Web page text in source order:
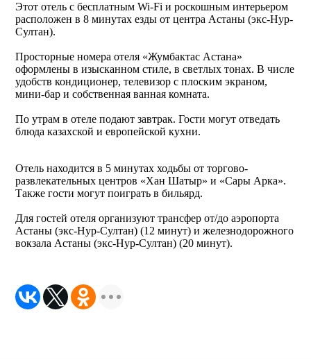
Этот отель с бесплатным Wi-Fi и роскошным интерьером
расположен в 8 минутах езды от центра Астаны (экс-Нур-
Султан).
Просторные номера отеля «Жумбактас Астана»
оформлены в изысканном стиле, в светлых тонах. В числе
удобств кондиционер, телевизор с плоским экраном,
мини-бар и собственная ванная комната.
По утрам в отеле подают завтрак. Гости могут отведать
блюда казахской и европейской кухни.
Отель находится в 5 минутах ходьбы от торгово-
развлекательных центров «Хан Шатыр» и «Сары Арка».
Также гости могут поиграть в бильярд.
Для гостей отеля организуют трансфер от/до аэропорта
Астаны (экс-Нур-Султан) (12 минут) и железнодорожного
вокзала Астаны (экс-Нур-Султан) (20 минут).